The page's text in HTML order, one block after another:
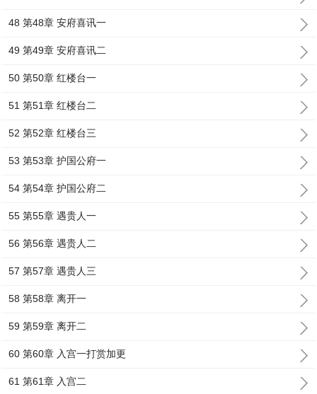
48 第48章 安府喜讯一
49 第49章 安府喜讯二
50 第50章 红楼台一
51 第51章 红楼台二
52 第52章 红楼台三
53 第53章 护国公府一
54 第54章 护国公府二
55 第55章 遇贵人一
56 第56章 遇贵人二
57 第57章 遇贵人三
58 第58章 离开一
59 第59章 离开二
60 第60章 入宫一打赏加更
61 第61章 入宫二